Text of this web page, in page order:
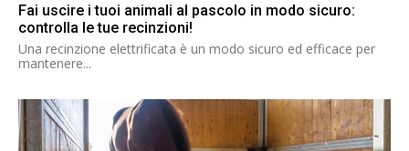
Fai uscire i tuoi animali al pascolo in modo sicuro:
controlla le tue recinzioni!
Una recinzione elettrificata è un modo sicuro ed efficace per
mantenere...